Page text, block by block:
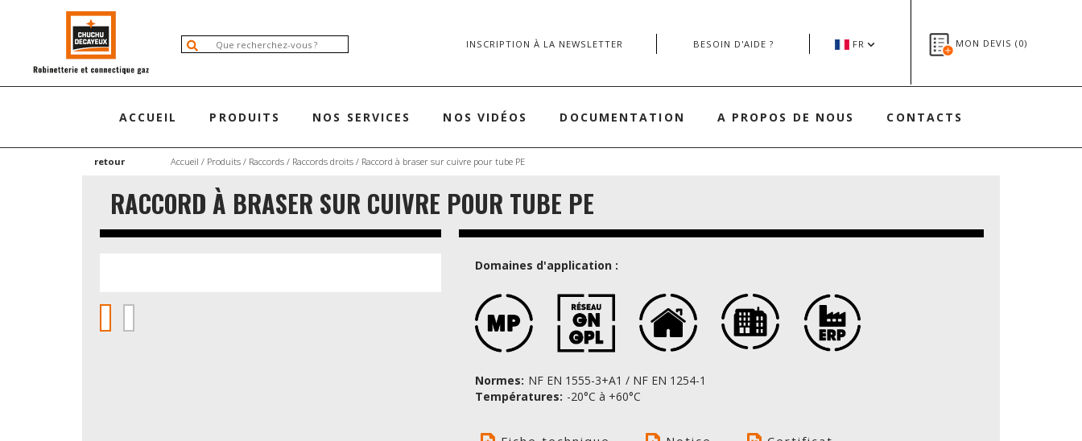
INSCRIPTION À LA NEWSLETTER BESOIN D'AIDE ? FR MON DEVIS (0)
ACCUEIL PRODUITS NOS SERVICES NOS VIDÉOS DOCUMENTATION A PROPOS DE NOUS CONTACTS
retour Accueil / Produits / Raccords / Raccords droits / Raccord à braser sur cuivre pour tube PE
RACCORD À BRASER SUR CUIVRE POUR TUBE PE
Domaines d'application :
Normes: NF EN 1555-3+A1 / NF EN 1254-1
Températures: -20°C à +60°C